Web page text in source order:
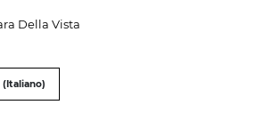
Della Vista
(Italiano)